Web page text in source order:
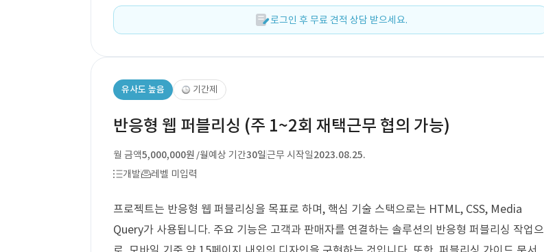
로그인 후 무료 견적 상담 받으세요.
유사도 높음 기간제
반응형 웹 퍼블리싱 (주 1~2회 재택근무 협의 가능)
월 금액5,000,000원 /월예상 기간30일근무 시작일2023.08.25.
개발
레벨 미입력
프로젝트는 반응형 웹 퍼블리싱을 목표로 하며, 핵심 기술 스택으로는 HTML, CSS, Media
Query가 사용됩니다. 주요 기능은 고객과 판매자를 연결하는 솔루션의 반응형 퍼블리싱 작업으